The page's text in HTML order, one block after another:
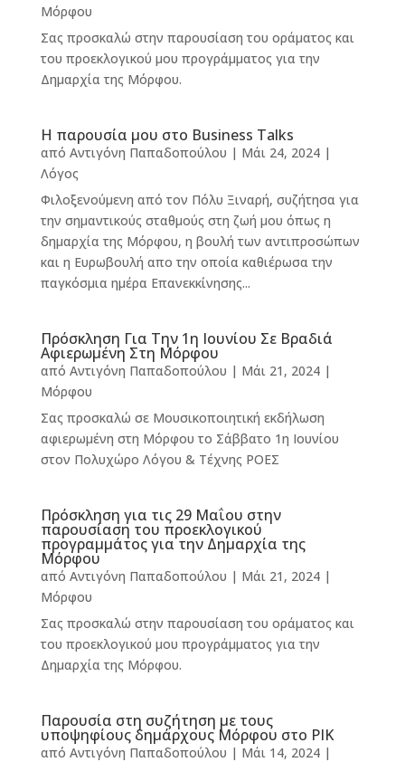
Μόρφου
Σας προσκαλώ στην παρουσίαση του οράματος και
του προεκλογικού μου προγράμματος για την
Δημαρχία της Μόρφου.
Η παρουσία μου στo Business Talks
από Αντιγόνη Παπαδοπούλου | Μάι 24, 2024|
Λόγος
Φιλοξενούμενη από τον Πόλυ Ξιναρή, συζήτησα για
την σημαντικούς σταθμούς στη ζωή μου όπως η
δημαρχία της Μόρφου, η βουλή των αντιπροσώπων
και η Ευρωβουλή απο την οποία καθιέρωσα την
παγκόσμια ημέρα Επανεκκίνησης...
Πρόσκληση Για Την 1η Ιουνίου Σε Βραδιά
Αφιερωμένη Στη Μόρφου
από Αντιγόνη Παπαδοπούλου | Μάι 21, 2024|
Μόρφου
Σας προσκαλώ σε Μουσικοποιητική εκδήλωση
αφιερωμένη στη Μόρφου το Σάββατο 1η Ιουνίου
στον Πολυχώρο Λόγου & Τέχνης ΡΟΕΣ
Πρόσκληση για τις 29 Μαΐου στην
παρουσίαση του προεκλογικού
προγραμμάτος για την Δημαρχία της
Μόρφου
από Αντιγόνη Παπαδοπούλου | Μάι 21, 2024|
Μόρφου
Σας προσκαλώ στην παρουσίαση του οράματος και
του προεκλογικού μου προγράμματος για την
Δημαρχία της Μόρφου.
Παρουσία στη συζήτηση με τους
υποψηφίους δημάρχους Μόρφου στο ΡΙΚ
από Αντιγόνη Παπαδοπούλου | Μάι 14, 2024|